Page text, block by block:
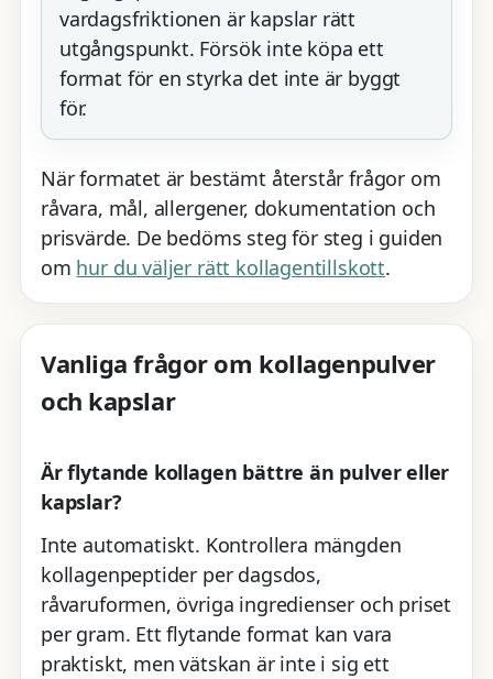
vardagsfriktionen är kapslar rätt
utgångspunkt. Försök inte köpa ett
format för en styrka det inte är byggt
för.
När formatet är bestämt återstår frågor om
råvara, mål, allergener, dokumentation och
prisvärde. De bedöms steg för steg i guiden
om hur du väljer rätt kollagentillskott.
Vanliga frågor om kollagenpulver
och kapslar
Är flytande kollagen bättre än pulver eller
kapslar?
Inte automatiskt. Kontrollera mängden
kollagenpeptider per dagsdos,
råvaruformen, övriga ingredienser och priset
per gram. Ett flytande format kan vara
praktiskt, men vätskan är inte i sig ett